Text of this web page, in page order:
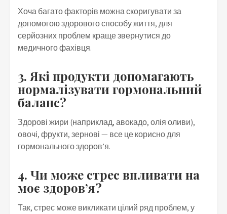
Хоча багато факторів можна скоригувати за
допомогою здорового способу життя, для
серйозних проблем краще звернутися до
медичного фахівця.
3. Які продукти допомагають
нормалізувати гормональний
баланс?
Здорові жири (наприклад, авокадо, олія оливи),
овочі, фрукти, зернові — все це корисно для
гормонального здоров’я.
4. Чи може стрес впливати на
моє здоров’я?
Так, стрес може викликати цілий ряд проблем, у